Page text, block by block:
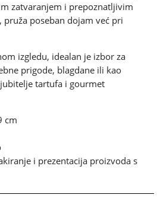
zatvaranjem i prepoznatljivim
poseban dojam već pri
izgledu, idealan je izbor za
prigode, blagdane ili kao
tartufa i gourmet
cm
i prezentacija proizvoda s